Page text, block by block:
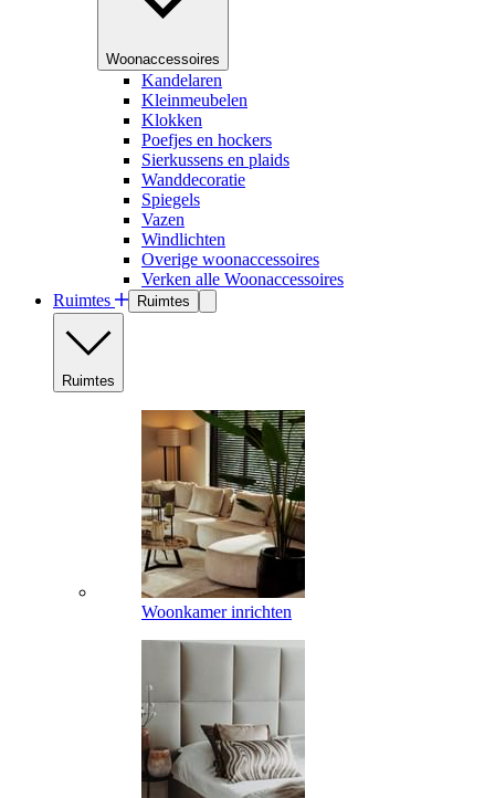
Woonaccessoires
Kandelaren
Kleinmeubelen
Klokken
Poefjes en hockers
Sierkussens en plaids
Wanddecoratie
Spiegels
Vazen
Windlichten
Overige woonaccessoires
Verken alle Woonaccessoires
Ruimtes
Ruimtes
Ruimtes
Woonkamer inrichten